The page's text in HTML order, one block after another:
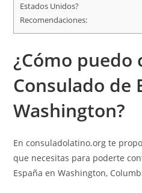
Estados Unidos?
Recomendaciones:
¿Cómo puedo
Consulado de
Washington?
Enconsuladolatino.org te
que necesitas para poderte
España en Washington,